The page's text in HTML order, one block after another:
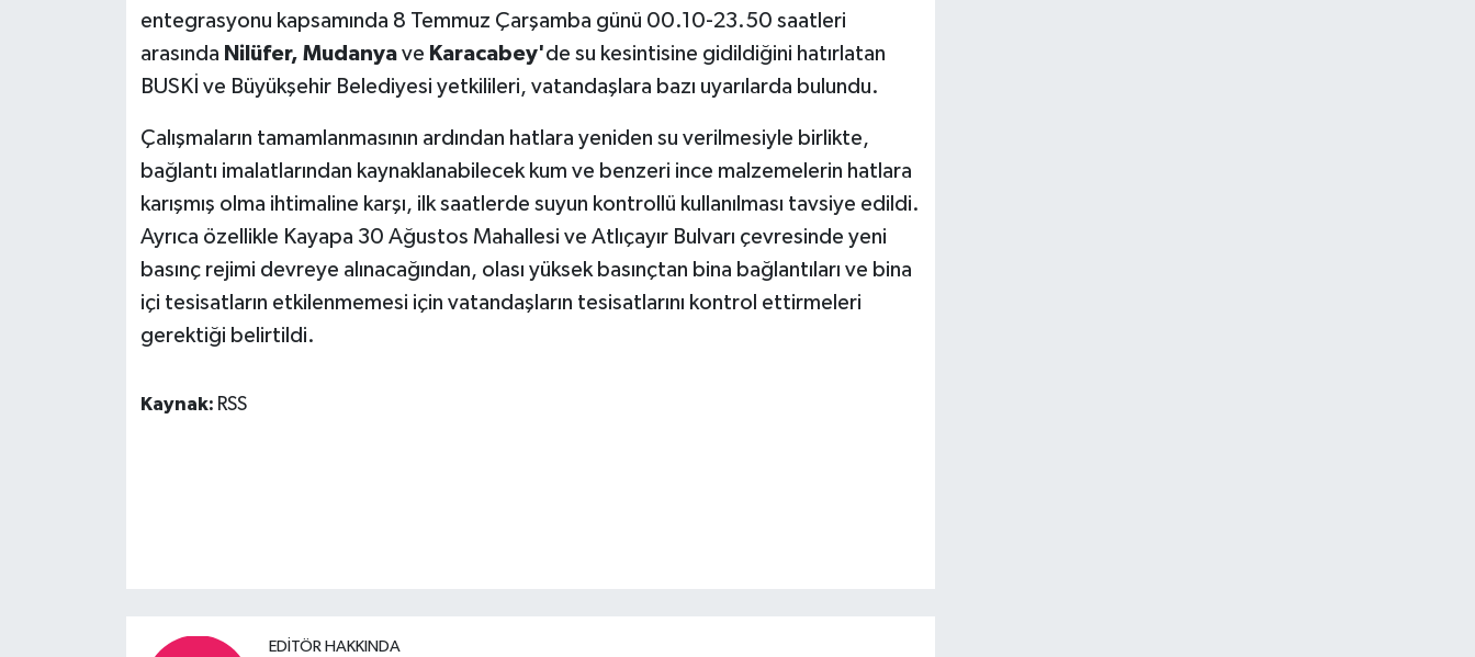
entegrasyonu kapsamında 8 Temmuz Çarşamba günü 00.10-23.50 saatleri
arasında Nilüfer, Mudanya ve Karacabey'de su kesintisine gidildiğini hatırlatan
BUSKİ ve Büyükşehir Belediyesi yetkilileri, vatandaşlara bazı uyarılarda bulundu.
Çalışmaların tamamlanmasının ardından hatlara yeniden su verilmesiyle birlikte,
bağlantı imalatlarından kaynaklanabilecek kum ve benzeri ince malzemelerin hatlara
karışmış olma ihtimaline karşı, ilk saatlerde suyun kontrollü kullanılması tavsiye edildi.
Ayrıca özellikle Kayapa 30 Ağustos Mahallesi ve Atlıçayır Bulvarı çevresinde yeni
basınç rejimi devreye alınacağından, olası yüksek basınçtan bina bağlantıları ve bina
içi tesisatların etkilenmemesi için vatandaşların tesisatlarını kontrol ettirmeleri
gerektiği belirtildi.
Kaynak: RSS
EDITÖR HAKKINDA